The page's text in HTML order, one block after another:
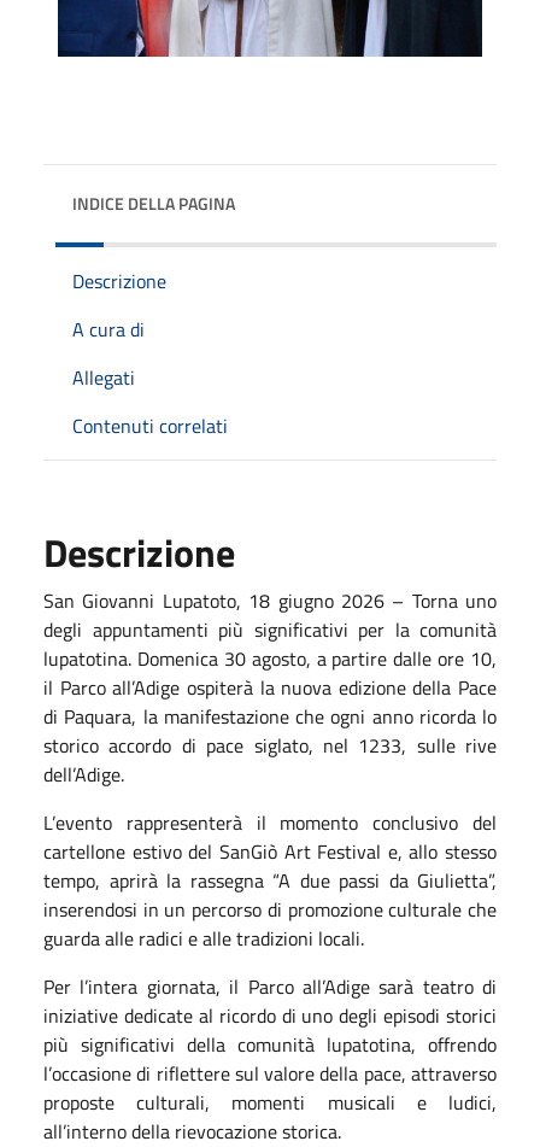
INDICE DELLA PAGINA
Descrizione
A cura di
Allegati
Contenuti correlati
Descrizione
San Giovanni Lupatoto, 18 giugno 2026 – Torna uno
degli appuntamenti più significativi per la comunità
lupatotina. Domenica 30 agosto, a partire dalle ore 10,
il Parco all’Adige ospiterà la nuova edizione della Pace
di Paquara, la manifestazione che ogni anno ricorda lo
storico accordo di pace siglato, nel 1233, sulle rive
dell’Adige.
L’evento rappresenterà il momento conclusivo del
cartellone estivo del SanGiò Art Festival e, allo stesso
tempo, aprirà la rassegna “A due passi da Giulietta”,
inserendosi in un percorso di promozione culturale che
guarda alle radici e alle tradizioni locali.
Per l’intera giornata, il Parco all’Adige sarà teatro di
iniziative dedicate al ricordo di uno degli episodi storici
più significativi della comunità lupatotina, offrendo
l’occasione di riflettere sul valore della pace, attraverso
proposte culturali, momenti musicali e ludici,
all’interno della rievocazione storica.